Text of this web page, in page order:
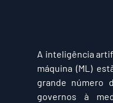
A inteligência
máquina (ML)
grande número
governos à